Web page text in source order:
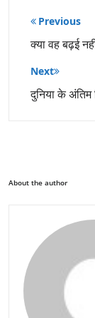
पोस्ट
नेविगेशन
Previous
क्या वह बढ़ई
Next
दुनिया के अंतिम
About the author